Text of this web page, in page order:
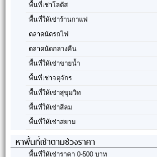
พื้นที่เช่าโลตัส
พื้นที่ให้เช่าร้านกาแฟ
ตลาดนัดรถไฟ
ตลาดนัดกลางคืน
พื้นที่ให้เช่าขายน้ำ
พื้นที่เช่าจตุจักร
พื้นที่ให้เช่าสุขุมวิท
พื้นที่ให้เช่าสีลม
พื้นที่ให้เช่าสยาม
หาพื้นที่เช่าตามช่วงราคา
พื้นที่ให้เช่าราคา 0-500 บาท